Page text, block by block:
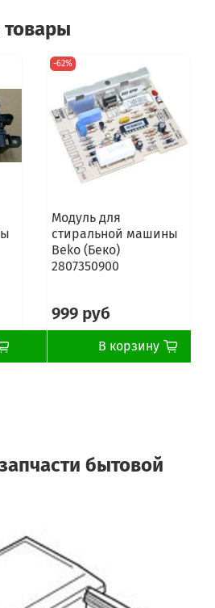
-62%
Модуль для
стиральной машины
Beko (Беко)
2807350900
999 руб
В корзину
бытовой